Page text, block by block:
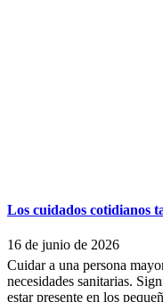
Los cuidados cotidianos
16 de junio de 2026
Cuidar a una persona
necesidades sanitarias.
estar presente en los